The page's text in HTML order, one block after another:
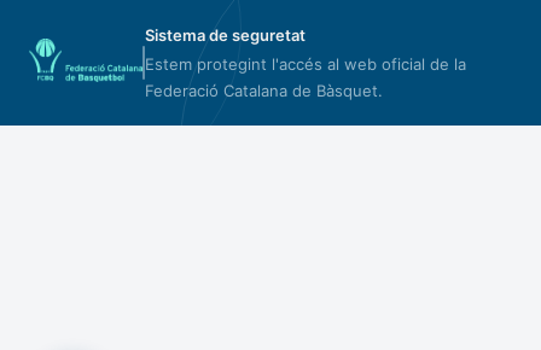
Sistema de seguretat
Estem protegint l'accés al web oficial de la
Federació Catalana de Bàsquet.